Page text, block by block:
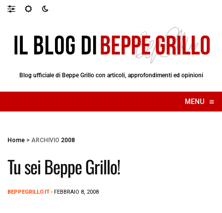
Blog ufficiale di Beppe Grillo con articoli, approfondimenti ed opinioni
MENU ≡
☰
Home > ARCHIVIO 2008
Tu sei Beppe Grillo!
BEPPEGRILLO.IT - FEBBRAIO 8, 2008